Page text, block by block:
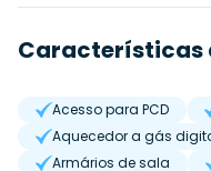
Características
Acesso para PCD
Aquecedor a gás
Armários de sala